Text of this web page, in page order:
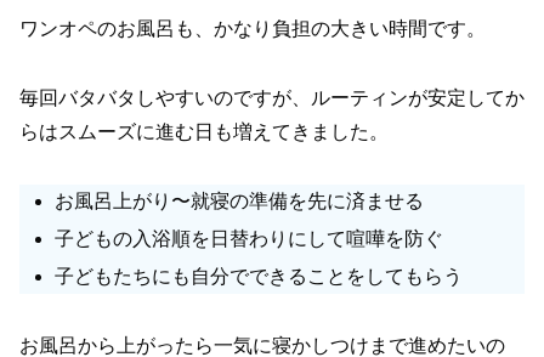
ワンオペのお風呂も、かなり負担の大きい時間です。
毎回バタバタしやすいのですが、ルーティンが安定してか
らはスムーズに進む日も増えてきました。
お風呂上がり〜就寝の準備を先に済ませる
子どもの入浴順を日替わりにして喧嘩を防ぐ
子どもたちにも自分でできることをしてもらう
お風呂から上がったら一気に寝かしつけまで進めたいの